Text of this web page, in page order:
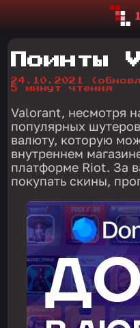
Поинты
24.10.2021
5 минут чтения
Valorant, несмотря
популярных
валюту, которую
внутреннем
платформе Riot. За
покупать скины,